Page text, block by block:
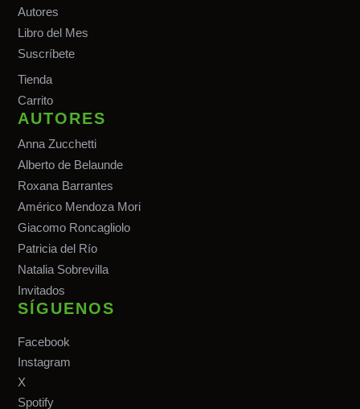
Autores
Libro del Mes
Suscríbete
Tienda
Carrito
AUTORES
Anna Zucchetti
Alberto de Belaunde
Roxana Barrantes
Américo Mendoza Mori
Giacomo Roncagliolo
Patricia del Río
Natalia Sobrevilla
Invitados
SÍGUENOS
Facebook
Instagram
X
Spotify